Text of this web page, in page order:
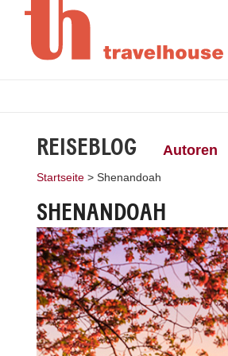
REISEBLOG Autoren
Startseite > Shenandoah
SHENANDOAH